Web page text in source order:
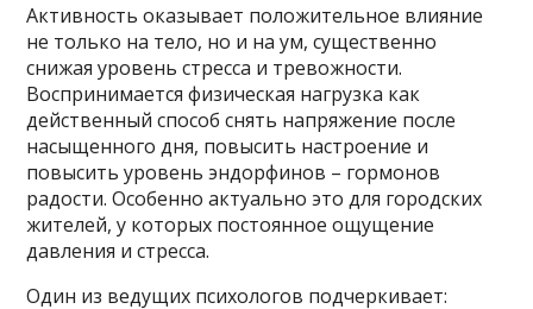
Активность оказывает положительное влияние
не только на тело, но и на ум, существенно
снижая уровень стресса и тревожности.
Воспринимается физическая нагрузка как
действенный способ снять напряжение после
насыщенного дня, повысить настроение и
повысить уровень эндорфинов – гормонов
радости. Особенно актуально это для городских
жителей, у которых постоянное ощущение
давления и стресса.
Один из ведущих психологов подчеркивает: